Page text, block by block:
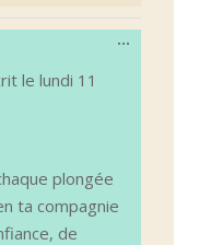
le lundi 11
plongée
ta compagnie
de
...